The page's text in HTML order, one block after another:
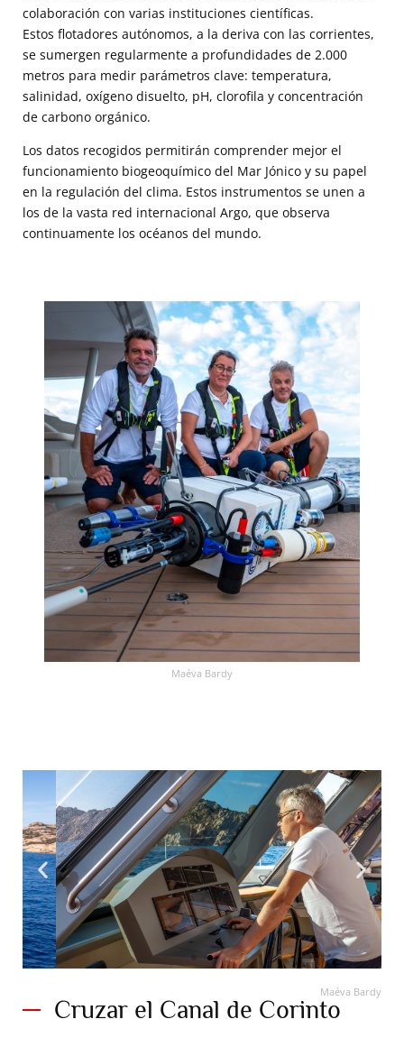
Maéva Bardy
colaboración con varias instituciones científicas.
Estos flotadores autónomos, a la deriva con las corrientes,
se sumergen regularmente a profundidades de 2.000
metros para medir parámetros clave: temperatura,
salinidad, oxígeno disuelto, pH, clorofila y concentración
de carbono orgánico.
Los datos recogidos permitirán comprender mejor el
funcionamiento biogeoquímico del Mar Jónico y su papel
en la regulación del clima. Estos instrumentos se unen a
los de la vasta red internacional Argo, que observa
continuamente los océanos del mundo.
Cruzar el Canal de Corinto
Maéva Bardy